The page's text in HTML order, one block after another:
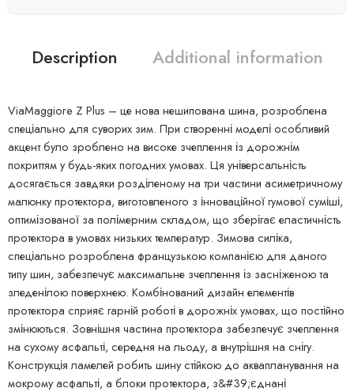
Description Additional information
ViaMaggiore Z Plus – це нова нешипована шина, розроблена
спеціально для суворих зим. При створенні моделі особливий
акцент було зроблено на високе зчеплення із дорожнім
покриттям у будь-яких погодних умовах. Ця універсальність
досягається завдяки розділеному на три частини асиметричному
малюнку протектора, виготовленого з інноваційної гумової суміші,
оптимізованої за полімерним складом, що зберігає еластичність
протектора в умовах низьких температур. Зимова силіка,
спеціально розроблена французькою компанією для даного
типу шин, забезпечує максимальне зчеплення із засніженою та
зледенілою поверхнею. Комбінований дизайн елементів
протектора сприяє гарній роботі в дорожніх умовах, що постійно
змінюються. Зовнішня частина протектора забезпечує зчеплення
на сухому асфальті, середня на льоду, а внутрішня на снігу.
Конструкція ламелей робить шину стійкою до аквапланування на
мокрому асфальті, а блоки протектора, з&#39;єднані